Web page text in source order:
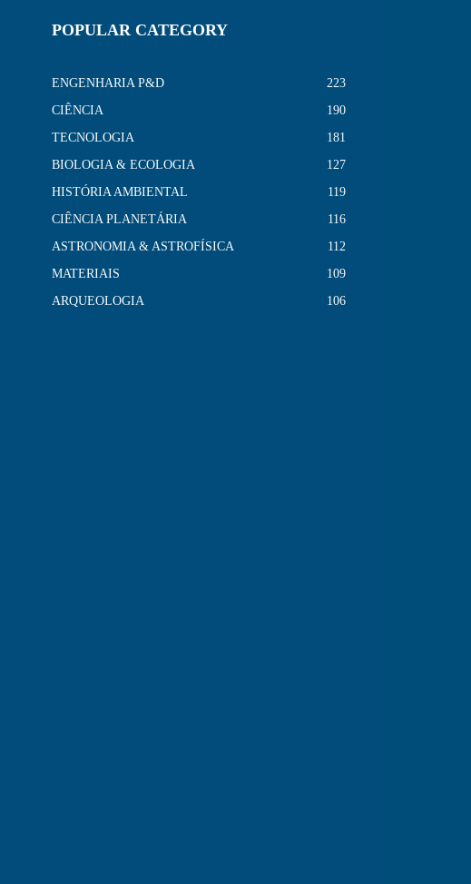
POPULAR CATEGORY
ENGENHARIA P&D
223
CIÊNCIA
190
TECNOLOGIA
181
BIOLOGIA & ECOLOGIA
127
HISTÓRIA AMBIENTAL
119
CIÊNCIA PLANETÁRIA
116
ASTRONOMIA & ASTROFÍSICA
112
MATERIAIS
109
ARQUEOLOGIA
106